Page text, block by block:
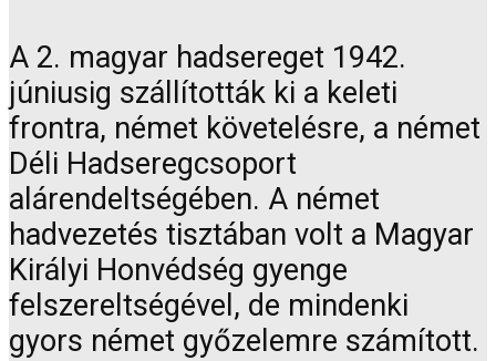
A 2. magyar hadsereget 1942.
júniusig szállították ki a keleti
frontra, német követelésre, a német
Déli Hadseregcsoport
alárendeltségében. A német
hadvezetés tisztában volt a Magyar
Királyi Honvédség gyenge
felszereltségével, de mindenki
gyors német győzelemre számított.